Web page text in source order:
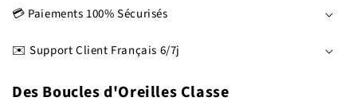
💳 Paiements 100% Sécurisés
✉️ Support Client Français 6/7j
Des Boucles d'Oreilles Classe